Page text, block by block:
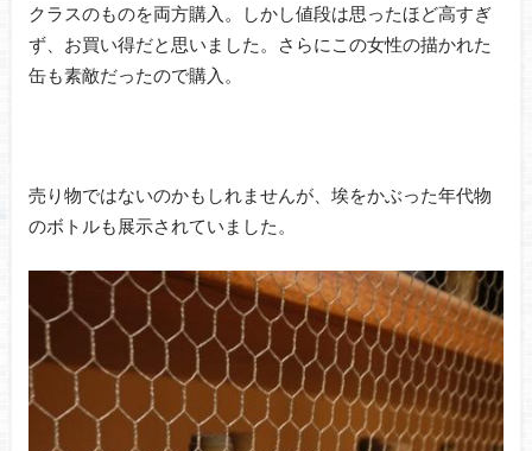
クラスのものを両方購入。しかし値段は思ったほど高すぎ
ず、お買い得だと思いました。さらにこの女性の描かれた
缶も素敵だったので購入。
売り物ではないのかもしれませんが、埃をかぶった年代物
のボトルも展示されていました。